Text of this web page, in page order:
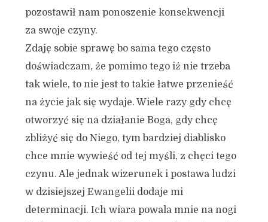
pozostawił nam ponoszenie konsekwencji
za swoje czyny.
Zdaję sobie sprawę bo sama tego często
doświadczam, że pomimo tego iż nie trzeba
tak wiele, to nie jest to takie łatwe przenieść
na życie jak się wydaje. Wiele razy gdy chcę
otworzyć się na działanie Boga, gdy chcę
zbliżyć się do Niego, tym bardziej diablisko
chce mnie wywieść od tej myśli, z chęci tego
czynu. Ale jednak wizerunek i postawa ludzi
w dzisiejszej Ewangelii dodaje mi
determinacji. Ich wiara powala mnie na nogi